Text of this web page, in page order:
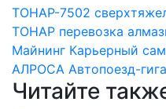
ТОНАР-7502
ТОНАР перевозка
Майнинг Карьерный
АЛРОСА Автопоезд-
Читайте